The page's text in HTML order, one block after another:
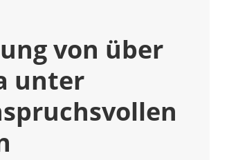
von über
unter